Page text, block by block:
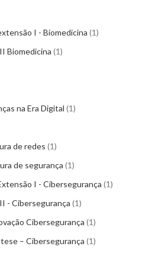
I - Biomedicina 1
Biomedicina 1
na Era Digital 1
de redes 1
de segurança 1
I - Cibersegurança 1
- Cibersegurança 1
Cibersegurança 1
– Cibersegurança 1